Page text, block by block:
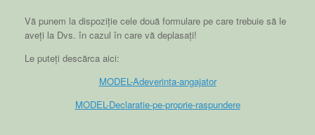
Vă punem la dispoziție cele două formulare pe care trebuie să le
aveți la Dvs. în cazul în care vă deplasați!
Le puteți descărca aici:
MODEL-Adeverinta-angajator
MODEL-Declaratie-pe-proprie-raspundere